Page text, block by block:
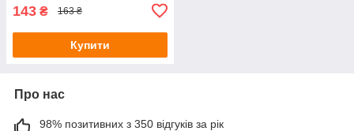
143 ₴ 163 ₴
Купити
Про нас
98% позитивних з 350 відгуків за рік